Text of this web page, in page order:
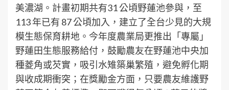
美濃湖。計畫初期共有31 公頃野蓮池參與，至
113 年已有 87 公頃加入，建立了全台少見的大規
模生態保育耕地。今年度農業局更推出「專屬」
野蓮田生態服務給付，鼓勵農友在野蓮池中央加
種菱角或芡實，吸引水雉築巢繁殖，避免孵化期
與收成期衝突；在獎勵金方面，只要農友維護野